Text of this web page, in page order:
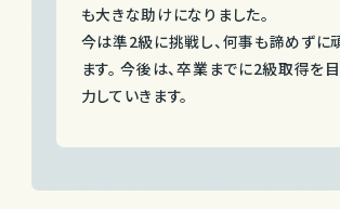
も大きな助けになりました。
今は準2級に挑戦し、何事も諦めずに
ます。 今後は、卒業までに2級取得を
力していきます。